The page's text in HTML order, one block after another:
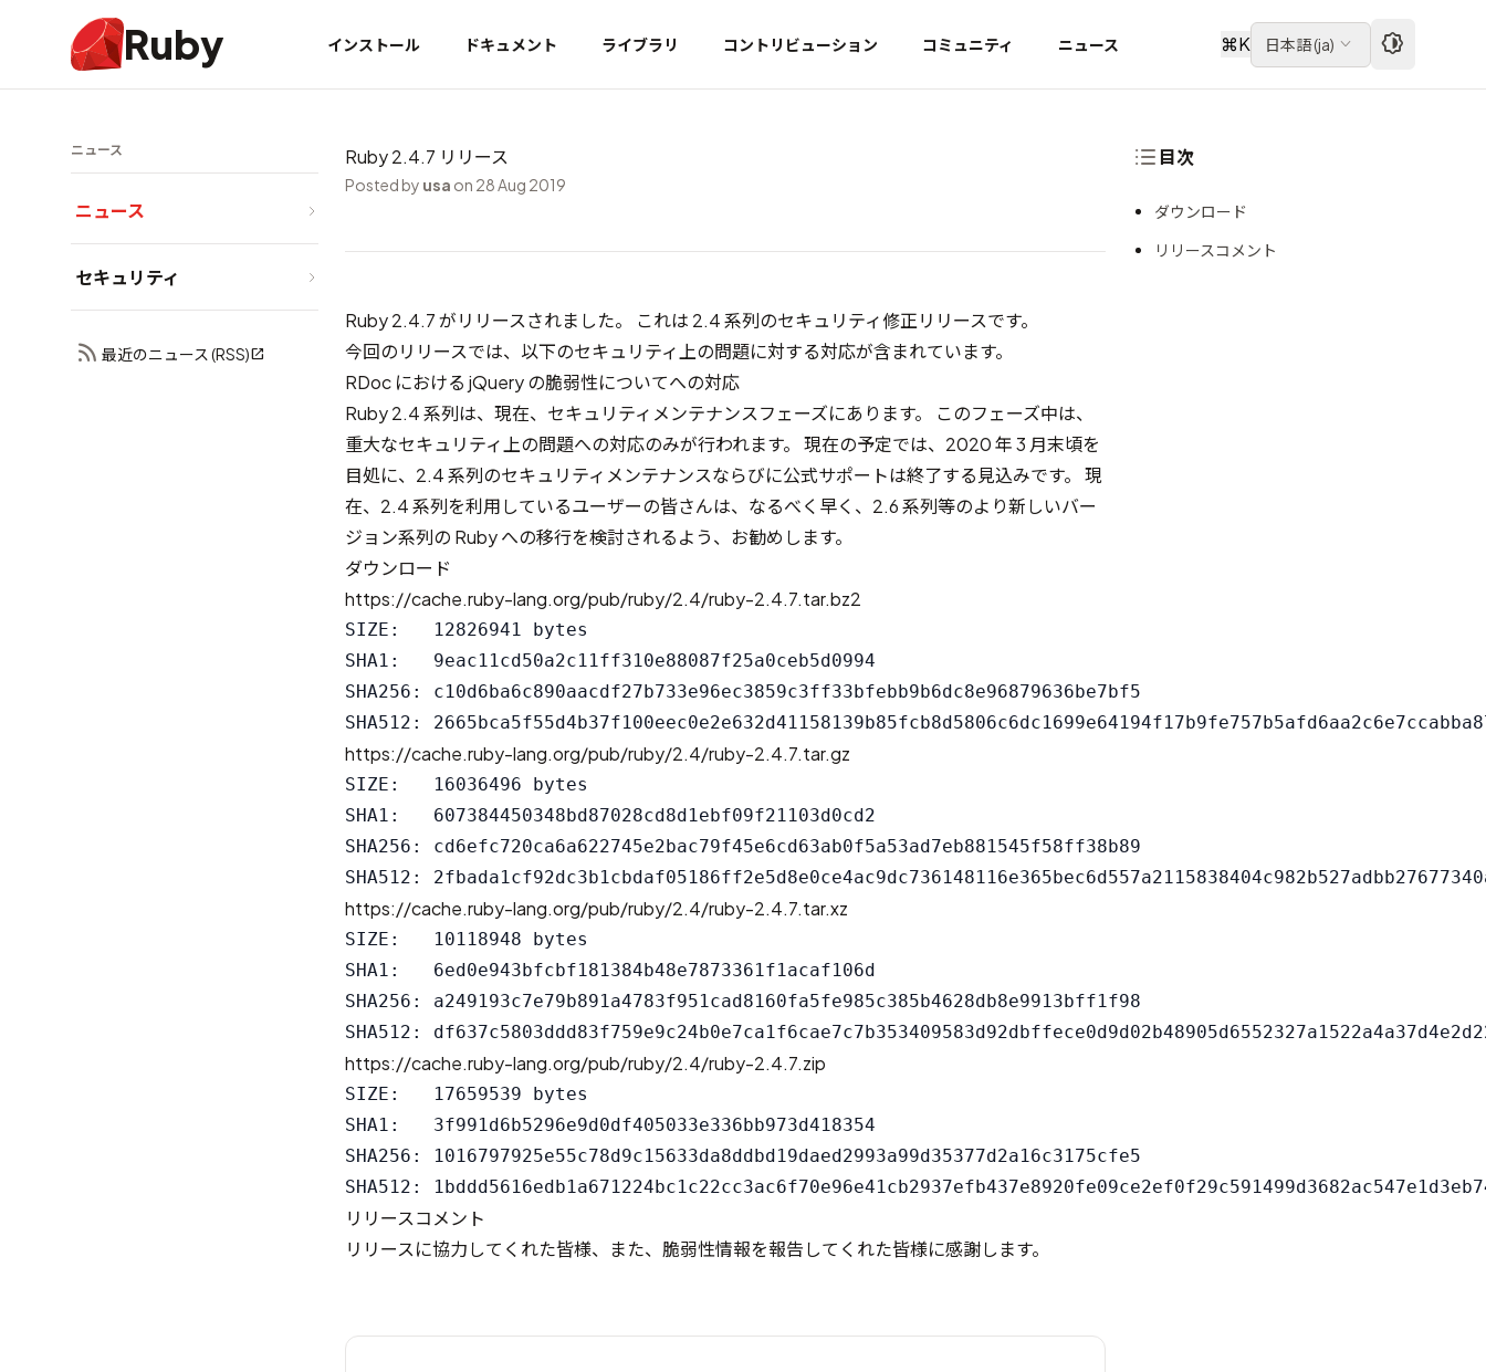
Ruby インストール ドキュメント ライブラリ コントリビューション コミュニティ ニュース ⌘K 日本語(ja)
ニュース
ニュース
セキュリティ
最近のニュース (RSS)
Ruby 2.4.7 リリース
Posted by usa on 28 Aug 2019
Ruby 2.4.7 がリリースされました。 これは 2.4 系列のセキュリティ修正リリースです。
今回のリリースでは、以下のセキュリティ上の問題に対する対応が含まれています。
RDoc における jQuery の脆弱性についてへの対応
Ruby 2.4 系列は、現在、セキュリティメンテナンスフェーズにあります。 このフェーズ中は、
重大なセキュリティ上の問題への対応のみが行われます。 現在の予定では、2020 年 3 月末頃を
目処に、2.4 系列のセキュリティメンテナンスならびに公式サポートは終了する見込みです。 現
在、2.4 系列を利用しているユーザーの皆さんは、なるべく早く、2.6 系列等のより新しいバー
ジョン系列の Ruby への移行を検討されるよう、お勧めします。
ダウンロード
https://cache.ruby-lang.org/pub/ruby/2.4/ruby-2.4.7.tar.bz2
SIZE:   12826941 bytes
SHA1:   9eac11cd50a2c11ff310e88087f25a0ceb5d0994
SHA256: c10d6ba6c890aacdf27b733e96ec3859c3ff33bfebb9b6dc8e96879636be7bf5
https://cache.ruby-lang.org/pub/ruby/2.4/ruby-2.4.7.tar.gz
SIZE:   16036496 bytes
SHA1:   607384450348bd87028cd8d1ebf09f21103d0cd2
SHA256: cd6efc720ca6a622745e2bac79f45e6cd63ab0f5a53ad7eb881545f58ff38b89
https://cache.ruby-lang.org/pub/ruby/2.4/ruby-2.4.7.tar.xz
SIZE:   10118948 bytes
SHA1:   6ed0e943bfcbf181384b48e7873361f1acaf106d
SHA256: a249193c7e79b891a4783f951cad8160fa5fe985c385b4628db8e9913bff1f98
https://cache.ruby-lang.org/pub/ruby/2.4/ruby-2.4.7.zip
SIZE:   17659539 bytes
SHA1:   3f991d6b5296e9d0df405033e336bb973d418354
SHA256: 1016797925e55c78d9c15633da8ddbd19daed2993a99d35377d2a16c3175cfe5
リリースコメント
リリースに協力してくれた皆様、また、脆弱性情報を報告してくれた皆様に感謝します。
目次
ダウンロード
リリースコメント